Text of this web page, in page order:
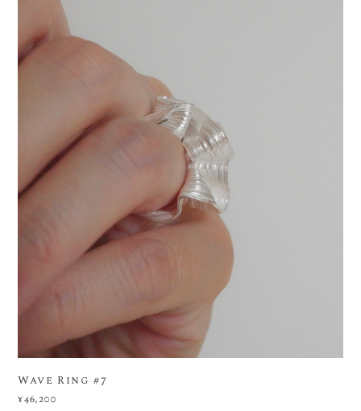
Wave Ring #7
¥46,200